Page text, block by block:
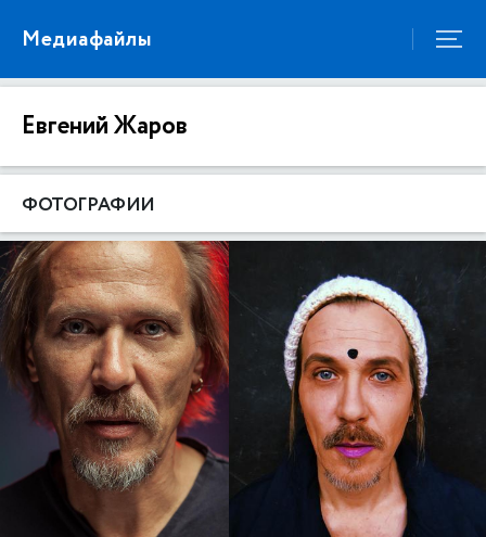
Медиафайлы
Евгений Жаров
ФОТОГРАФИИ